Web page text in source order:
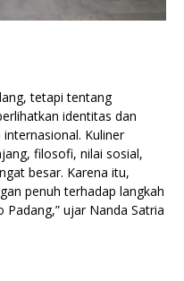
tetapi tentang
identitas dan
Kuliner
filosofi, nilai sosial,
besar. Karena itu,
penuh terhadap langkah
ujar Nanda Satria